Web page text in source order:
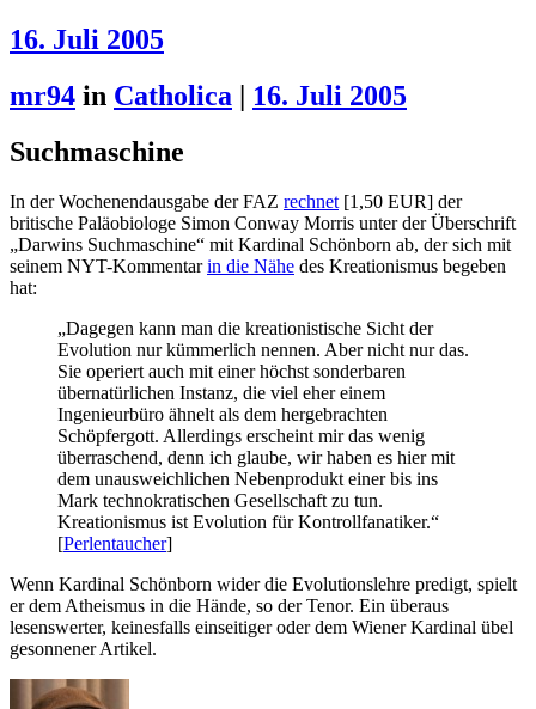
16. Juli 2005
mr94 in Catholica | 16. Juli 2005
Suchmaschine
In der Wochenendausgabe der FAZ rechnet[1,50 EUR] der
britische Paläobiologe Simon Conway Morris unter der Überschrift
„Darwins Suchmaschine“ mit Kardinal Schönborn ab, der sich mit
seinem NYT-Kommentarin die Nähe des Kreationismus begeben
hat:
„Dagegen kann man die kreationistische Sicht der
Evolution nur kümmerlich nennen. Aber nicht nur das.
Sie operiert auch mit einer höchst sonderbaren
übernatürlichen Instanz, die viel eher einem
Ingenieurbüro ähnelt als dem hergebrachten
Schöpfergott. Allerdings erscheint mir das wenig
überraschend, denn ich glaube, wir haben es hier mit
dem unausweichlichen Nebenprodukt einer bis ins
Mark technokratischen Gesellschaft zu tun.
Kreationismus ist Evolution für Kontrollfanatiker.“
[Perlentaucher]
Wenn Kardinal Schönborn wider die Evolutionslehre predigt, spielt
er dem Atheismus in die Hände, so der Tenor. Ein überaus
lesenswerter, keinesfalls einseitiger oder dem Wiener Kardinal übel
gesonnener Artikel.